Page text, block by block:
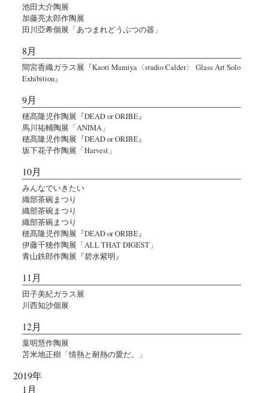
池田大介陶展
加藤亮太郎作陶展
田川亞希個展「あつまれどうぶつの器」
8月
間宮香織ガラス展『Kaori Mamiya〈studio Calder〉 Glass Art Solo
Exhibition』
9月
穂髙隆児作陶展『DEAD or ORIBE』
馬川祐輔陶展「ANIMA」
穂髙隆児作陶展『DEAD or ORIBE』
坂下花子作陶展「Harvest」
10月
みんなでいきたい
織部茶碗まつり
織部茶碗まつり
織部茶碗まつり
穂髙隆児作陶展『DEAD or ORIBE』
伊藤千穂作陶展「ALL THAT DIGEST」
青山鉄郎作陶展『碧水紫明』
11月
田子美紀ガラス展
川西知沙個展
12月
葉明慧作陶展
苫米地正樹「情熱と耐熱の愛だ。」
2019年
1月